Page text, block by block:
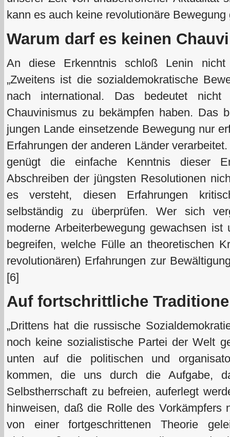
kann es auch keine revolutionäre Bewegung
Warum darf es keinen
An diese Erkenntnis schloß Lenin nicht
„Zweitens ist die sozialdemokratische
nach international. Das bedeutet
Chauvinismus zu bekämpfen haben. Das
jungen Lande einsetzende Bewegung nur
Erfahrungen der anderen Länder
genügt die einfache Kenntnis dieser
Abschreiben der jüngsten Resolutionen
es versteht, diesen Erfahrungen
selbständig zu überprüfen. Wer sich
moderne Arbeiterbewegung gewachsen
begreifen, welche Fülle an theoretischen
revolutionären) Erfahrungen zur
[6]
Auf fortschrittliche
„Drittens hat die russische
noch keine sozialistische Partei der Welt
unten auf die politischen und
kommen, die uns durch die Aufgabe,
Selbstherrschaft zu befreien, auferlegt
hinweisen, daß die Rolle des Vorkämpfers
von einer fortgeschrittenen Theorie